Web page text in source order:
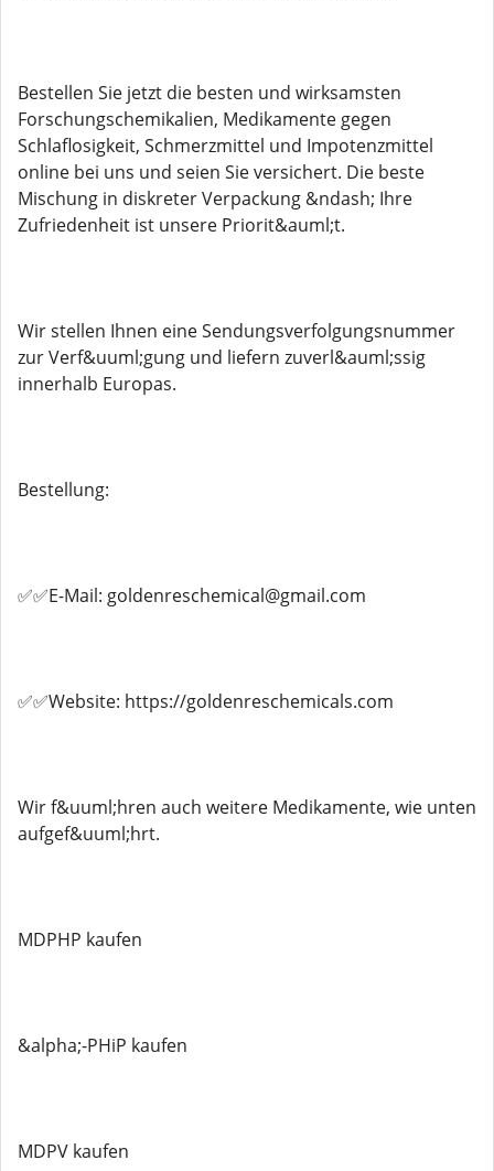
Bestellen Sie jetzt die besten und wirksamsten
Forschungschemikalien, Medikamente gegen
Schlaflosigkeit, Schmerzmittel und Impotenzmittel
online bei uns und seien Sie versichert. Die beste
Mischung in diskreter Verpackung &ndash; Ihre
Zufriedenheit ist unsere Priorit&auml;t.
Wir stellen Ihnen eine Sendungsverfolgungsnummer
zur Verf&uuml;gung und liefern zuverl&auml;ssig
innerhalb Europas.
Bestellung:
✅✅E-Mail: goldenreschemical@gmail.com
✅✅Website: https://goldenreschemicals.com
Wir f&uuml;hren auch weitere Medikamente, wie unten
aufgef&uuml;hrt.
MDPHP kaufen
&alpha;-PHiP kaufen
MDPV kaufen